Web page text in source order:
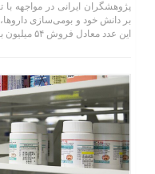
پژوهشگران ایرانی در مواجهه با
این عدد معادل فروش ۵۴ میلیون بشکه نفت با قیمت متوسط ۷۰ دلار است.